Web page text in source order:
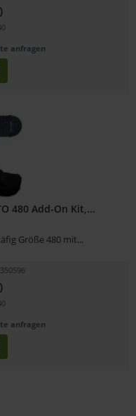
anfragen
480 Add-On Kit,...
Größe 480 mit...
anfragen